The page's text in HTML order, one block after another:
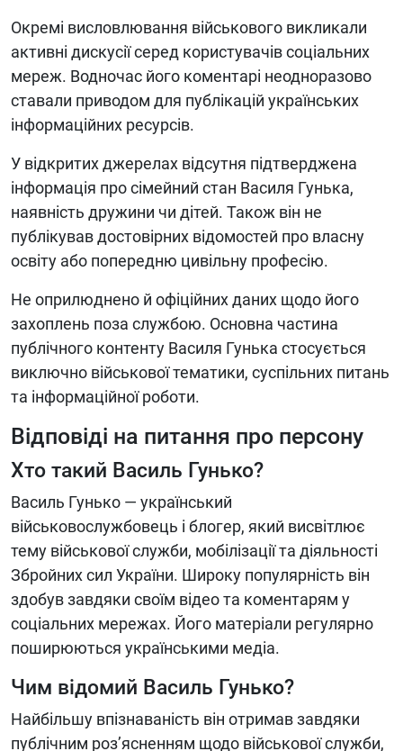
Окремі висловлювання військового викликали
активні дискусії серед користувачів соціальних
мереж. Водночас його коментарі неодноразово
ставали приводом для публікацій українських
інформаційних ресурсів.
У відкритих джерелах відсутня підтверджена
інформація про сімейний стан Василя Гунька,
наявність дружини чи дітей. Також він не
публікував достовірних відомостей про власну
освіту або попередню цивільну професію.
Не оприлюднено й офіційних даних щодо його
захоплень поза службою. Основна частина
публічного контенту Василя Гунька стосується
виключно військової тематики, суспільних питань
та інформаційної роботи.
Відповіді на питання про персону
Хто такий Василь Гунько?
Василь Гунько — український
військовослужбовець і блогер, який висвітлює
тему військової служби, мобілізації та діяльності
Збройних сил України. Широку популярність він
здобув завдяки своїм відео та коментарям у
соціальних мережах. Його матеріали регулярно
поширюються українськими медіа.
Чим відомий Василь Гунько?
Найбільшу впізнаваність він отримав завдяки
публічним роз’ясненням щодо військової служби,